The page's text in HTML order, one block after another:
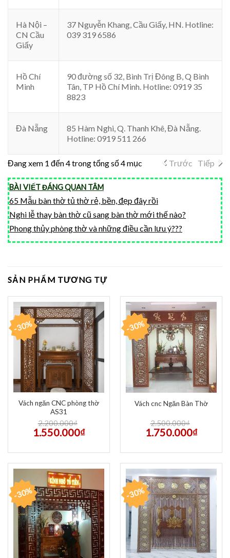
Hà Nội –
CN Cầu
Giấy
37 Nguyễn Khang, Cầu Giấy, HN. Hotline:
039 319 6586
Hồ Chí
Minh
90 đường số 32, Bình Trị Đông B, Q Bình
Tân, TP Hồ Chí Minh. Hotline: 0919 35
8823
Đà Nẵng
85 Hàm Nghi, Q. Thanh Khê, Đà Nẵng.
Hotline: 0919 511 266
Đang xem 1 đến 4 trong tổng số 4 mục Trước Tiếp
BÀI VIẾT ĐÁNG QUAN TÂM
65 Mẫu bàn thờ tủ thờ rẻ, bền, đẹp đây rồi
Nghi lễ thay bàn thờ cũ sang bàn thờ mới thế nào?
Phong thủy phòng thờ và những điều cần lưu ý???
SẢN PHẨM TƯƠNG TỰ
-30%
Vách ngăn CNC phòng thờ
AS31
2.200.000₫
1.550.000₫
-30%
Vách cnc Ngăn Bàn Thờ
2.500.000₫
1.750.000₫
-30% -30%